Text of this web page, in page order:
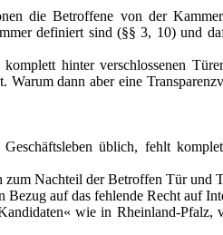
die Betroffene von der
definiert sind (§§ 3, 10) und
hinter verschlossenen
dann aber eine
üblich, fehlt
zum Nachteil der Betroffen Tür und
auf das fehlende Recht auf
wie in Rheinland-Pfalz,